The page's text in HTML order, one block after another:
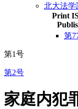
北大法学
Print
第
第1号
第2号
家庭内犯